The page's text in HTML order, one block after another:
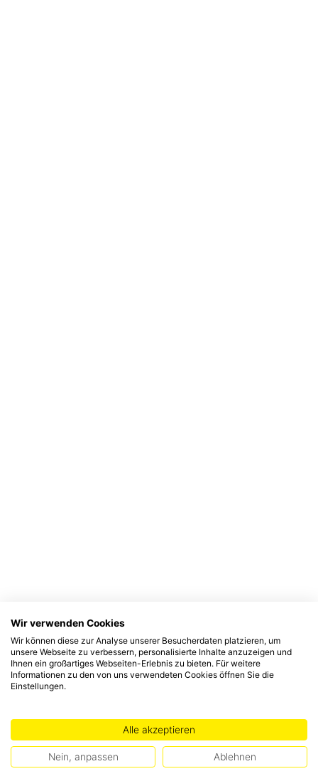
Wir verwenden Cookies
Wir können diese zur Analyse unserer Besucherdaten platzieren, um
unsere Webseite zu verbessern, personalisierte Inhalte anzuzeigen und
Ihnen ein großartiges Webseiten-Erlebnis zu bieten. Für weitere
Informationen zu den von uns verwendeten Cookies öffnen Sie die
Einstellungen.
Alle akzeptieren
Nein, anpassen Ablehnen